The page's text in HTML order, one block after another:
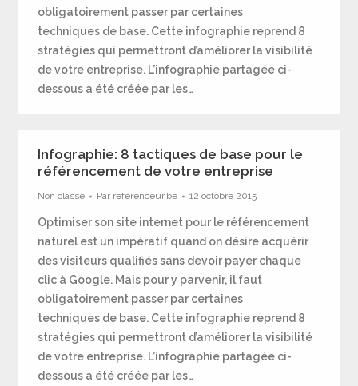
obligatoirement passer par certaines
techniques de base. Cette infographie reprend 8
stratégies qui permettront d’améliorer la visibilité
de votre entreprise. L’infographie partagée ci-
dessous a été créée par les…
Infographie: 8 tactiques de base pour le
référencement de votre entreprise
Non classé Par referenceur.be 12 octobre 2015
Optimiser son site internet pour le référencement
naturel est un impératif quand on désire acquérir
des visiteurs qualifiés sans devoir payer chaque
clic à Google. Mais pour y parvenir, il faut
obligatoirement passer par certaines
techniques de base. Cette infographie reprend 8
stratégies qui permettront d’améliorer la visibilité
de votre entreprise. L’infographie partagée ci-
dessous a été créée par les…